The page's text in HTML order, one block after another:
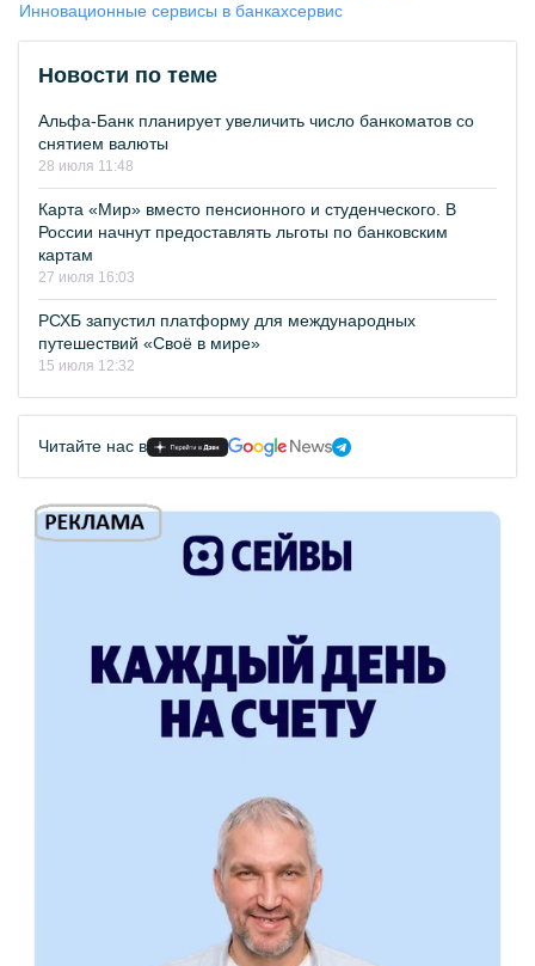
Инновационные сервисы в банкахсервис
Новости по теме
Альфа-Банк планирует увеличить число банкоматов со
снятием валюты
28 июля 11:48
Карта «Мир» вместо пенсионного и студенческого. В
России начнут предоставлять льготы по банковским
картам
27 июля 16:03
РСХБ запустил платформу для международных
путешествий «Своё в мире»
15 июля 12:32
Читайте нас в